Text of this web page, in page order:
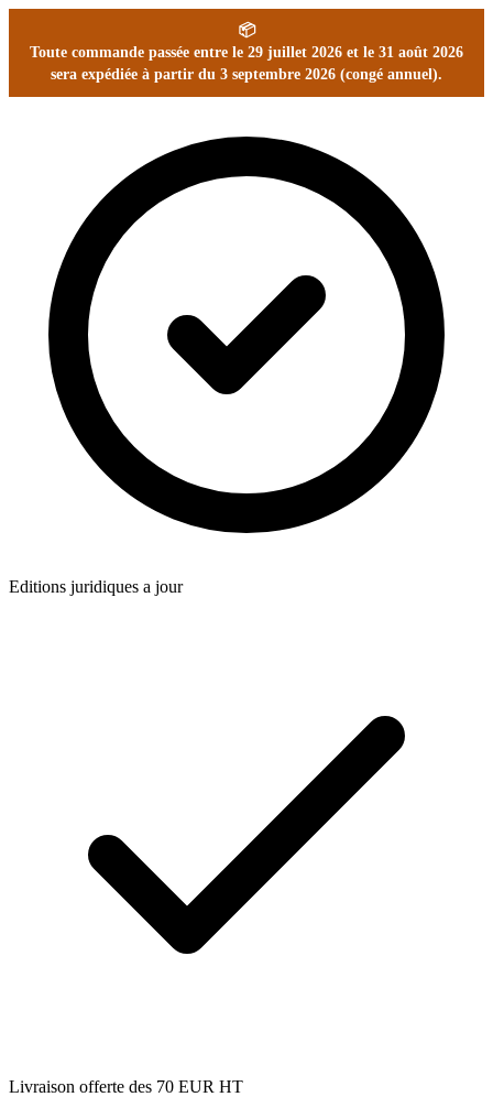
📦
Toute commande passée entre le 29 juillet 2026 et le 31 août 2026
sera expédiée à partir du 3 septembre 2026 (congé annuel).
Editions juridiques a jour
Livraison offerte des 70 EUR HT